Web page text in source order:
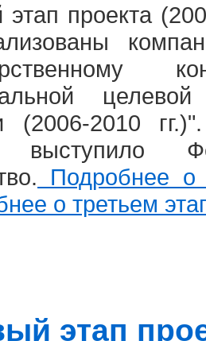
этап проекта
(2006-2010
выступило
Подробнее о
о третьем
этап